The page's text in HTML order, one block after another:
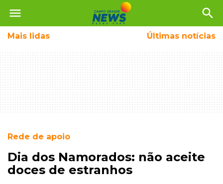
menu search
Mais lidas Últimas notícias
Rede de apoio
Dia dos Namorados: não aceite
doces de estranhos